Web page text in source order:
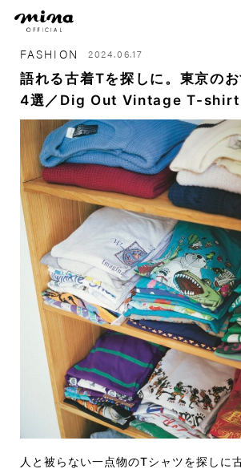
FASHION 2024.06.17
語れる古着Tを探しに。東京の
4選／Dig Out Vintage T-shirt
人と被らない一点物のTシャツを探しに